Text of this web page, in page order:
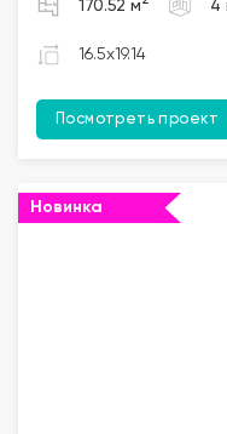
170.52 м 4
16.5x19.14
Посмотреть проект
Новинка